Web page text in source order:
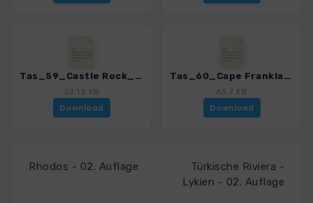
Tas_59_Castle Rock_4368_2.gpx
32.13 KB
Download
Tas_60_Cape Frankland_4368_2.gpx
63.7 KB
Download
Rhodos - 02. Auflage
Türkische Riviera -
Lykien - 02. Auflage